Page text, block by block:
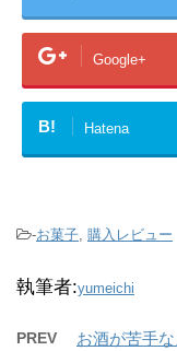
Google+
B! Hatena
-お菓子, 購入レビュー
執筆者:yumeichi
PREV
お酒が苦手